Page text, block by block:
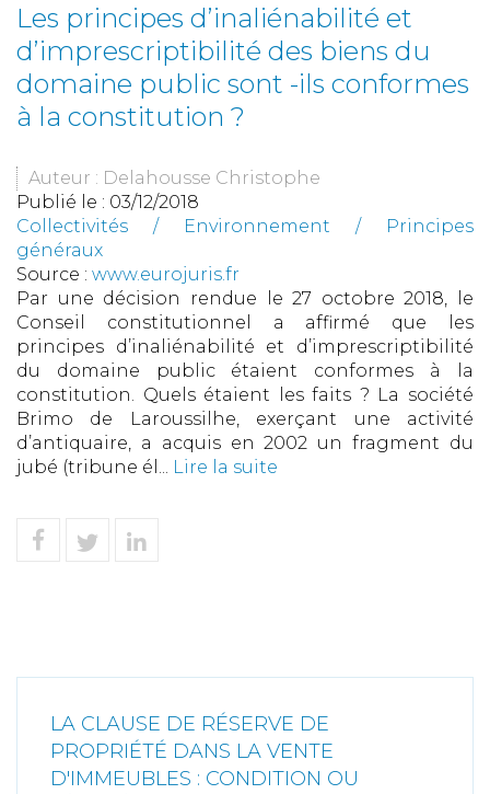
Les principes d’inaliénabilité et
d’imprescriptibilité des biens du
domaine public sont -ils conformes
à la constitution ?
Auteur : Delahousse Christophe
Publié le : 03/12/2018
Collectivités / Environnement /
Principes
généraux
Source : www.eurojuris.fr
Par une décision rendue le 27 octobre 2018, le
Conseil constitutionnel a affirmé que les
principes d’inaliénabilité et d’imprescriptibilité
du domaine public étaient conformes à la
constitution. Quels étaient les faits ? La société
Brimo de Laroussilhe, exerçant une activité
d’antiquaire, a acquis en 2002 un fragment du
jubé (tribune él...
Lire la suite
LA CLAUSE DE RÉSERVE DE
PROPRIÉTÉ DANS LA VENTE
D'IMMEUBLES : CONDITION OU